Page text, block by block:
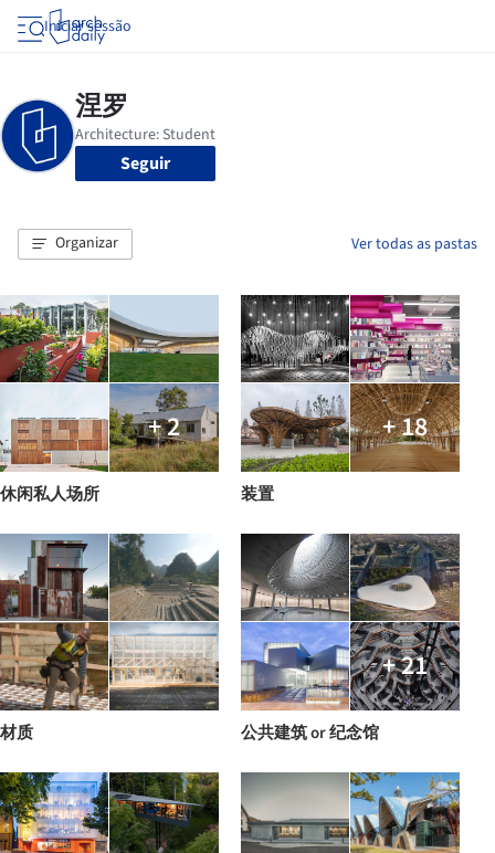
Iniciar sessão
Seguir
Organizar Ver todas as pastas
+ 2
休闲私人场所
+ 18
装置
材质
+ 21
公共建筑 or 纪念馆